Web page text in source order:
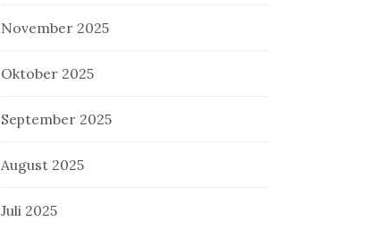
November 2025
Oktober 2025
September 2025
August 2025
Juli 2025